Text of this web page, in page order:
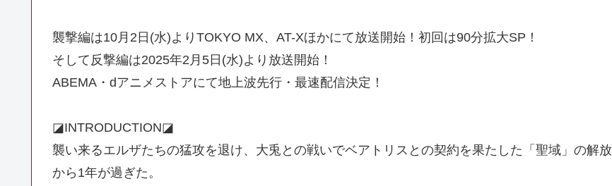
襲撃編は10月2日(水)よりTOKYO MX、AT-Xほかにて放送開始！初回は90分拡大SP！
そして反撃編は2025年2月5日(水)より放送開始！
ABEMA・dアニメストアにて地上波先行・最速配信決定！
◪INTRODUCTION◪
襲い来るエルザたちの猛攻を退け、大兎との戦いでベアトリスとの契約を果たした「聖域」の解放
から1年が過ぎた。